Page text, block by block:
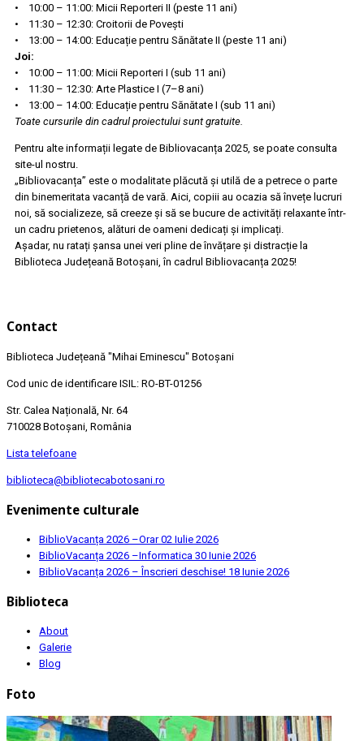
• 10:00 – 11:00: Micii Reporteri II (peste 11 ani)
• 11:30 – 12:30: Croitorii de Povești
• 13:00 – 14:00: Educație pentru Sănătate II (peste 11 ani)
Joi:
• 10:00 – 11:00: Micii Reporteri I (sub 11 ani)
• 11:30 – 12:30: Arte Plastice I (7–8 ani)
• 13:00 – 14:00: Educație pentru Sănătate I (sub 11 ani)
Toate cursurile din cadrul proiectului sunt gratuite.
Pentru alte informații legate de Bibliovacanța 2025, se poate consulta
site-ul nostru.
„Bibliovacanța” este o modalitate plăcută și utilă de a petrece o parte
din binemeritata vacanță de vară. Aici, copiii au ocazia să învețe lucruri
noi, să socializeze, să creeze și să se bucure de activități relaxante într-
un cadru prietenos, alături de oameni dedicați și implicați.
Așadar, nu ratați șansa unei veri pline de învățare și distracție la
Biblioteca Județeană Botoșani, în cadrul Bibliovacanța 2025!
Contact
Biblioteca Județeană "Mihai Eminescu" Botoșani
Cod unic de identificare ISIL: RO-BT-01256
Str. Calea Națională, Nr. 64
710028 Botoșani, România
Lista telefoane
biblioteca@bibliotecabotosani.ro
Evenimente culturale
BiblioVacanța 2026 –Orar02 Iulie 2026
BiblioVacanța 2026 –Informatica 30 Iunie 2026
BiblioVacanța 2026 – Înscrieri deschise! 18 Iunie 2026
Biblioteca
About
Galerie
Blog
Foto